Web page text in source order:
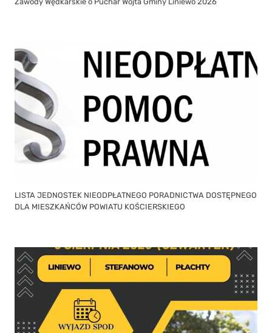
LISTA JEDNOSTEK NIEODPŁATNEGO PORADNICTWA DOSTĘPNEGO
DLA MIESZKAŃCÓW POWIATU KOŚCIERSKIEGO
Wycieczka rowerowa